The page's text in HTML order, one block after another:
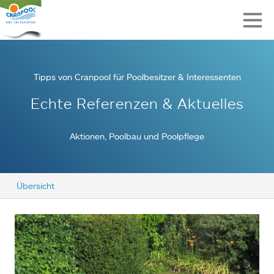
Tipps von Cranpool für Poolbesitzer & Interessenten
Echte Referenzen & Aktuelles
Aktionen, Poolbau und Poolpflege
Übersicht